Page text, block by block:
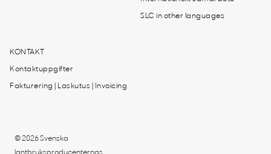
SLC in other languages
KONTAKT
Kontaktuppgifter
Fakturering | Laskutus | Invoicing
© 2026 Svenska